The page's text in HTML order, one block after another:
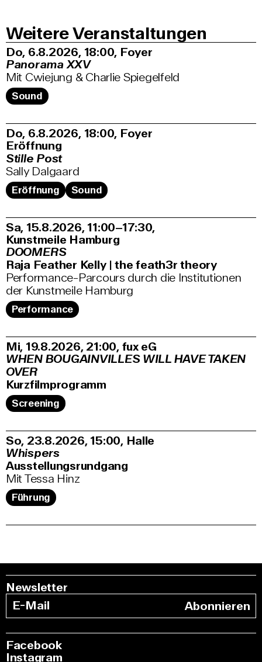
Weitere Veranstaltungen
Do, 6.8.2026 18:00, Foyer
Panorama XXV
Mit Cwiejung & Charlie Spiegelfeld
Sound
Do, 6.8.2026 18:00, Foyer
Eröffnung
Stille Post
Sally Dalgaard
Eröffnung Sound
Sa, 15.8.2026 11:00–17:30,
Kunstmeile Hamburg
DOOMERS
Raja Feather Kelly | the feath3r theory
Performance-Parcours durch die Institutionen
der Kunstmeile Hamburg
Performance
Mi, 19.8.2026 21:00, fux eG
WHEN BOUGAINVILLES WILL HAVE TAKEN
OVER
Kurzfilmprogramm
Screening
So, 23.8.2026 15:00, Halle
Whispers
Ausstellungsrundgang
Mit Tessa Hinz
Führung
Newsletter
Abonnieren
Facebook
Instagram